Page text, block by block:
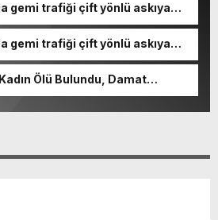
gemi trafiği çift yönlü askıya
gemi trafiği çift yönlü askıya
Ölü Bulundu, Damat